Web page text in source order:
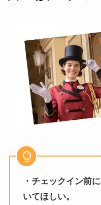
・チェックイン前
いてほしい。